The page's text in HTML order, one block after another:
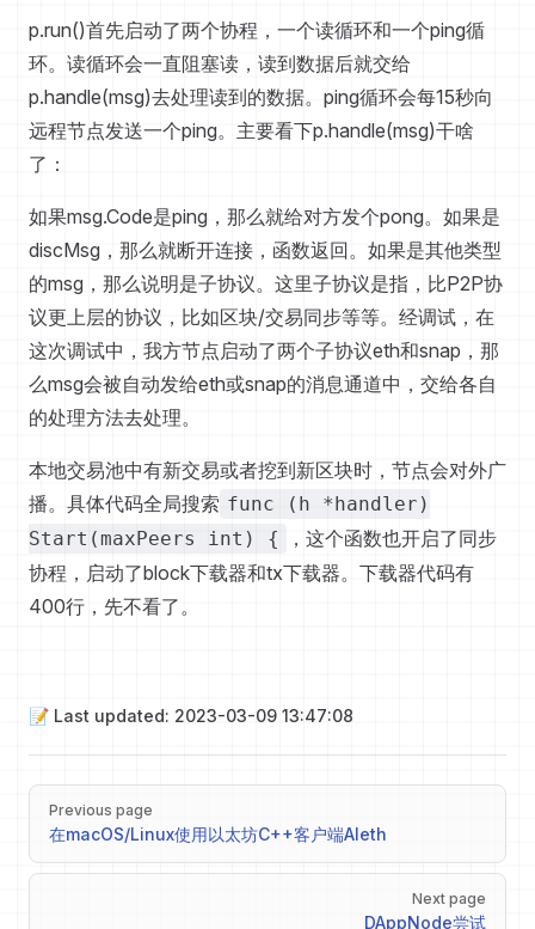
p.run()首先启动了两个协程，一个读循环和一个ping循
环。读循环会一直阻塞读，读到数据后就交给
p.handle(msg)去处理读到的数据。ping循环会每15秒向
远程节点发送一个ping。主要看下p.handle(msg)干啥
了：
如果msg.Code是ping，那么就给对方发个pong。如果是
discMsg，那么就断开连接，函数返回。如果是其他类型
的msg，那么说明是子协议。这里子协议是指，比P2P协
议更上层的协议，比如区块/交易同步等等。经调试，在
这次调试中，我方节点启动了两个子协议eth和snap，那
么msg会被自动发给eth或snap的消息通道中，交给各自
的处理方法去处理。
本地交易池中有新交易或者挖到新区块时，节点会对外广
播。具体代码全局搜索 func (h *handler)
Start(maxPeers int) {
，这个函数也开启了同步
协程，启动了block下载器和tx下载器。下载器代码有
400行，先不看了。
📝 Last updated: 2023-03-09 13:47:08
Pager
Previous page
在macOS/Linux使用以太坊C++客户端Aleth
Next page
DAppNode尝试